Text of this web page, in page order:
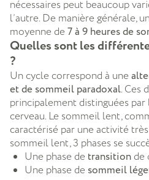
nécessaires peut beaucoup
l’autre. De manière générale,
moyenne de 7 à 9 heures de
Quelles sont les
?
Un cycle correspond à une
et de sommeil paradoxal. Ces
principalement distinguées par
cerveau. Le sommeil lent,
caractérisé par une activité
sommeil lent, 3 phases se
Une phase de transitionde
Une phase de sommeil